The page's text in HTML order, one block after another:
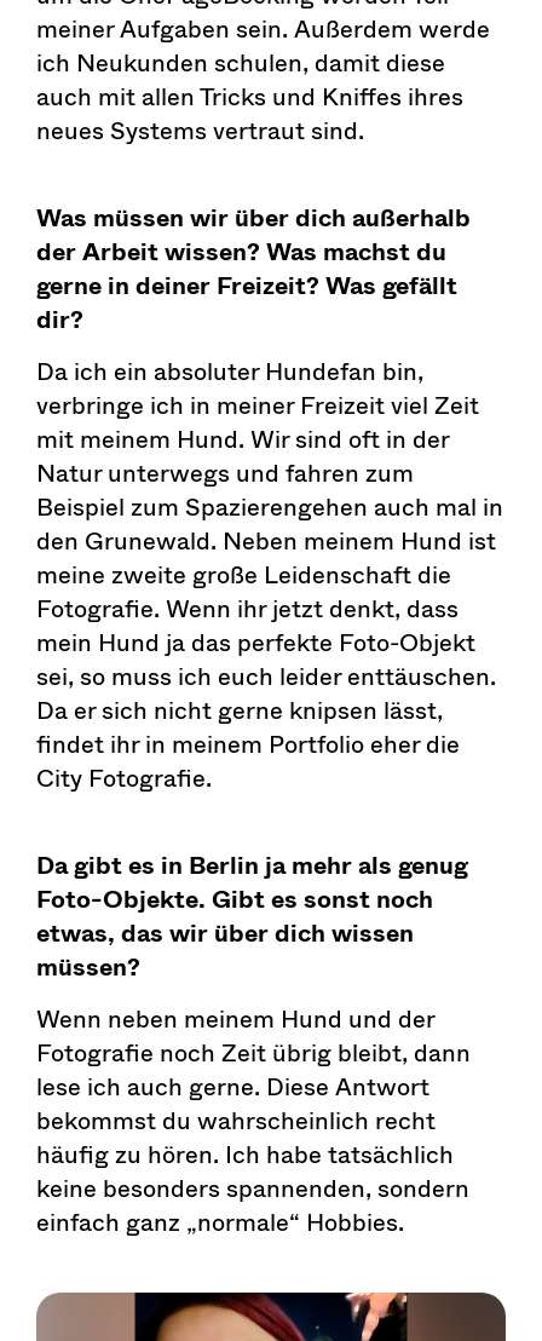
meiner Aufgaben sein. Außerdem werde
ich Neukunden schulen, damit diese
auch mit allen Tricks und Kniffes ihres
neues Systems vertraut sind.
Was müssen wir über dich außerhalb
der Arbeit wissen? Was machst du
gerne in deiner Freizeit? Was gefällt
dir?
Da ich ein absoluter Hundefan bin,
verbringe ich in meiner Freizeit viel Zeit
mit meinem Hund. Wir sind oft in der
Natur unterwegs und fahren zum
Beispiel zum Spazierengehen auch mal in
den Grunewald. Neben meinem Hund ist
meine zweite große Leidenschaft die
Fotografie. Wenn ihr jetzt denkt, dass
mein Hund ja das perfekte Foto-Objekt
sei, so muss ich euch leider enttäuschen.
Da er sich nicht gerne knipsen lässt,
findet ihr in meinem Portfolio eher die
City Fotografie.
Da gibt es in Berlin ja mehr als genug
Foto-Objekte. Gibt es sonst noch
etwas, das wir über dich wissen
müssen?
Wenn neben meinem Hund und der
Fotografie noch Zeit übrig bleibt, dann
lese ich auch gerne. Diese Antwort
bekommst du wahrscheinlich recht
häufig zu hören. Ich habe tatsächlich
keine besonders spannenden, sondern
einfach ganz „normale“ Hobbies.